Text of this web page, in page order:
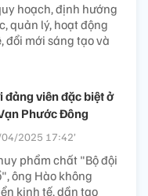
hoạch, định hướng
quản lý, hoạt động
đổi mới sáng tạo và
đảng viên đặc biệt ở
Phước Đông
2025 17:42’
phẩm chất "Bộ đội
ông Hào không
kinh tế, dần tạo